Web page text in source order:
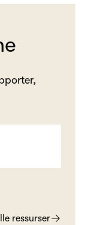
ressurser